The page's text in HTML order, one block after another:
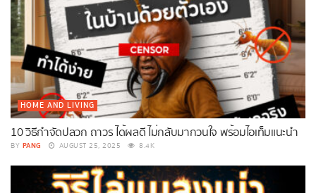
HOME AND LIVING
10 วิธีกําจัดปลวก ถาวร ได้ผลดี ไม่กลับมากวนใจ พร้อมไอเท็มแนะนำ
BY PANG AUGUST 25, 2025 8.4K